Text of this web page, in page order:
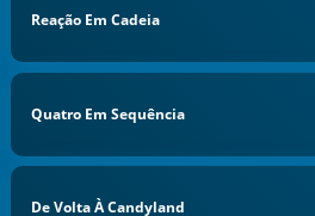
Reação Em Cadeia
Quatro Em Sequência
De Volta À Candyland